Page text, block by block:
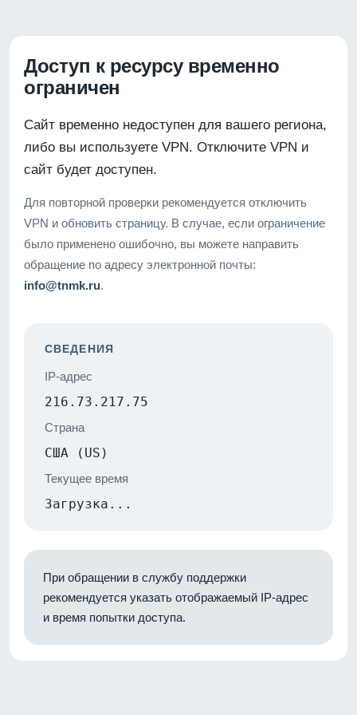
Доступ к ресурсу временно
ограничен
Сайт временно недоступен для вашего региона,
либо вы используете VPN. Отключите VPN и
сайт будет доступен.
Для повторной проверки рекомендуется отключить
VPN и обновить страницу. В случае, если ограничение
было применено ошибочно, вы можете направить
обращение по адресу электронной почты:
info@tnmk.ru.
СВЕДЕНИЯ
IP-адрес
216.73.217.75
Страна
США (US)
Текущее время
Загрузка...
При обращении в службу поддержки
рекомендуется указать отображаемый IP-адрес
и время попытки доступа.